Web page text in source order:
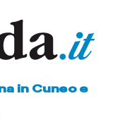
in Cuneo e